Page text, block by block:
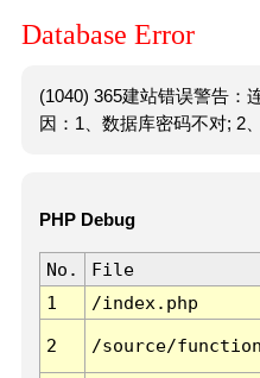
Database Error
(1040) 365建站错误警告：
因：1、数据库密码不对; 2
PHP Debug
No. File
1
/index.php
2 /source/